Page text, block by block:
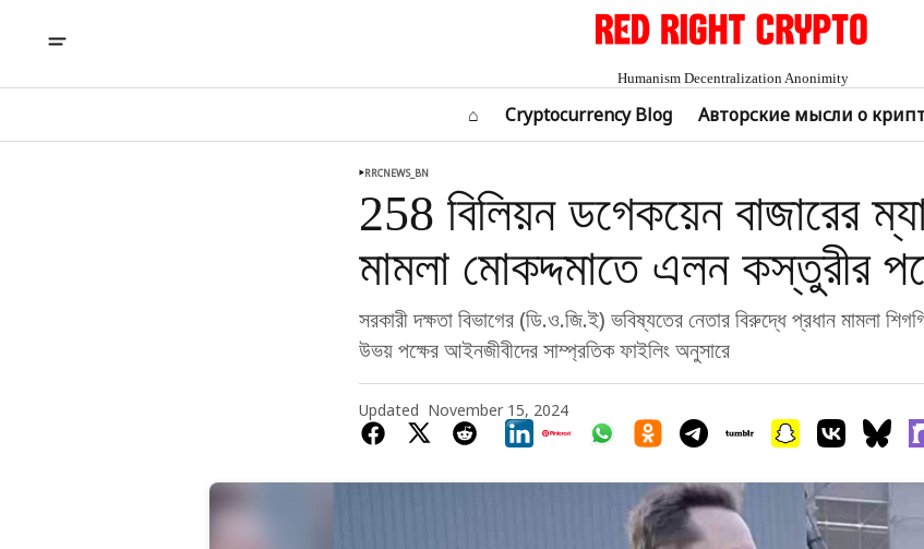
Humanism Decentralization Anonimity
⌂ Cryptocurrency Blog Авторские мысли о
RRCNEWS_BN
258 বিলিয়ন ডগেকয়েন বাজারের
মামলা মোকদ্দমাতে এলন কস্তুরীর
সরকারী দক্ষতা বিভাগের (ডি.ও.জি.ই) ভবিষ্যতের নেতার বিরুদ্ধে প্রধান মামলা
উভয় পক্ষের আইনজীবীদের সাম্প্রতিক ফাইলিং অনুসারে
Updated November 15, 2024